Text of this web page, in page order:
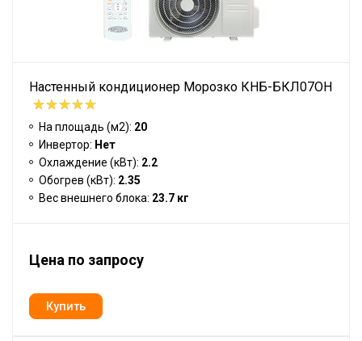
Настенный кондиционер Морозко КНБ-БКЛ07ОН
На площадь (м2): 20
Инвертор: Нет
Охлаждение (кВт): 2.2
Обогрев (кВт): 2.35
Вес внешнего блока: 23.7 кг
Цена по запросу